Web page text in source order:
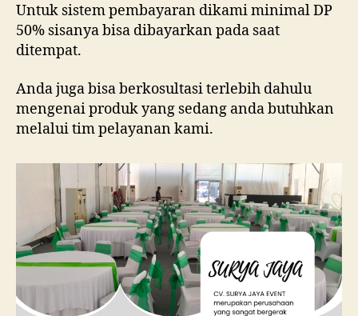
Untuk sistem pembayaran dikami minimal DP
50% sisanya bisa dibayarkan pada saat
ditempat.
Anda juga bisa berkosultasi terlebih dahulu
mengenai produk yang sedang anda butuhkan
melalui tim pelayanan kami.